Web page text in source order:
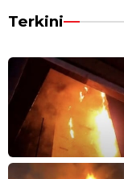
Terkini